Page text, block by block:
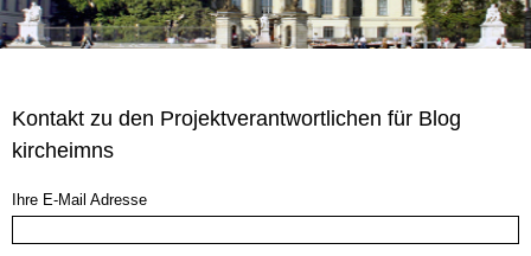
Kontakt zu den Projektverantwortlichen für Blog
kircheimns
Ihre E-Mail Adresse